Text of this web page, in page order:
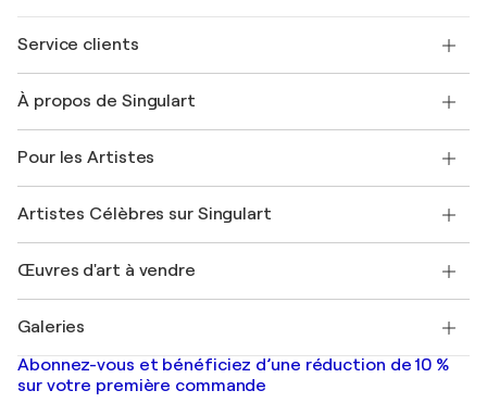
Service clients
Expédition
Offrir une carte cadeau
Rejoignez notre programme commercial
Mon compte
+33 1 76 44 06 42
À propos de Singulart
FAQ
Magazine Singulart
Emplois
Découvrez une sélection d'art original
Pour les Artistes
Se connecter en tant qu'Artiste
Artistes Célèbres sur Singulart
Marc Chagall
Banksy
Mr. Brainwash
Shepard Fairey
Œuvres d'art à vendre
Tableaux abstraits à vendre
Peintures de paysage
Estampes
Galeries
Galeries d'art en France
Galeries d'art en Belgique
Abonnez-vous et bénéficiez d’une réduction de 10 %
sur votre première commande